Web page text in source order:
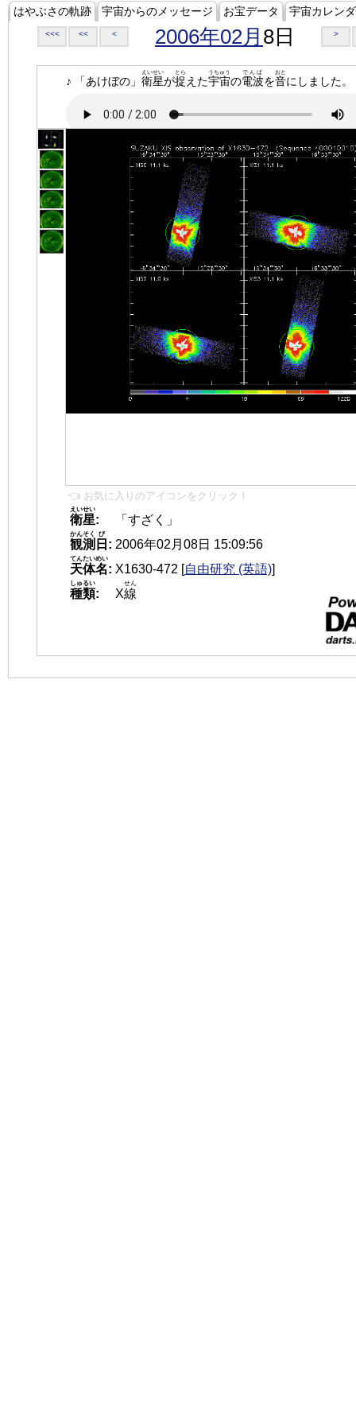
はやぶさの軌跡 宇宙からのメッセージ お宝データ 宇宙カレン
<<< << < 2006年02月 8日 >
♪ 「あけぼの」 衛星
えいせい
が捉
とら
えた宇宙
うちゅう
の電波
でんぱ
を音
おと
にしました。
👈 お気に入りのアイコンをクリック！
衛星
えいせい
:
「すざく」
観測
かんそく
日
び
: 2006年02月08日 15:09:56
天体名
てんたいめい
: X1630-472 [自由研究 (英語)]
種類
しゅるい
: X線
せん